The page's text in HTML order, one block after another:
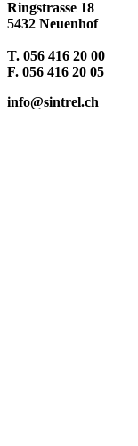
Ringstrasse 18
5432 Neuenhof
T. 056 416 20 00
F. 056 416 20 05
info@sintrel.ch